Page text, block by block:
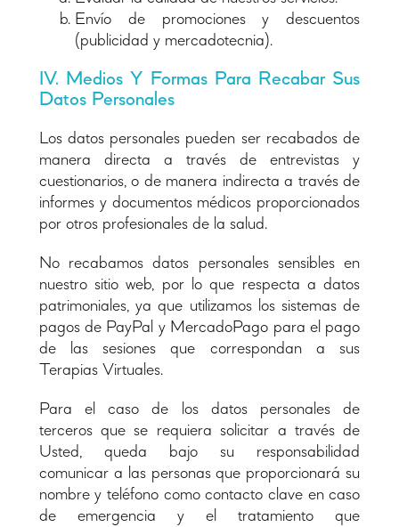
Envío de promociones y descuentos
(publicidad y mercadotecnia).
IV. Medios Y Formas Para Recabar Sus
Datos Personales
Los datos personales pueden ser recabados de
manera directa a través de entrevistas y
cuestionarios, o de manera indirecta a través de
informes y documentos médicos proporcionados
por otros profesionales de la salud.
No recabamos datos personales sensibles en
nuestro sitio web, por lo que respecta a datos
patrimoniales, ya que utilizamos los sistemas de
pagos de PayPal y MercadoPago para el pago
de las sesiones que correspondan a sus
Terapias Virtuales.
Para el caso de los datos personales de
terceros que se requiera solicitar a través de
Usted, queda bajo su responsabilidad
comunicar a las personas que proporcionará su
nombre y teléfono como contacto clave en caso
de emergencia y el tratamiento que